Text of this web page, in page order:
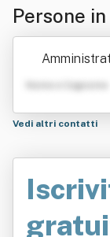
Persone
Nome e Cognome
Vedi altri contatti